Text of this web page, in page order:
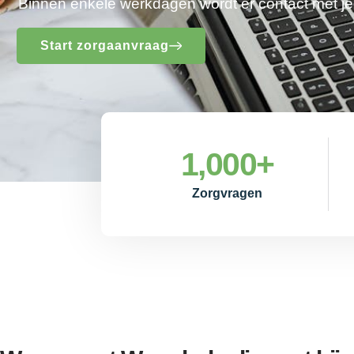
Start zorgaanvraag
Zorgvragen
1,000+